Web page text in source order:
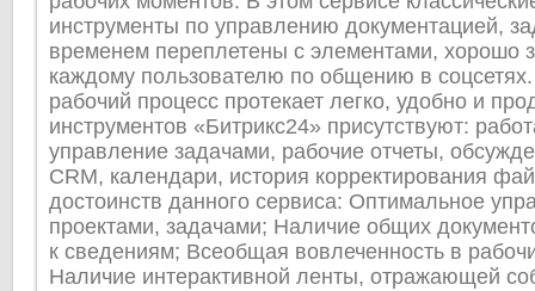
инструменты по управлению документацией,
временем переплетены с элементами, хорошо
каждому пользователю по общению в соцсетях.
рабочий процесс протекает легко, удобно и
инструментов «Битрикс24» присутствуют:
управление задачами, рабочие отчеты,
CRM, календари, история корректирования
достоинств данного сервиса: Оптимальное
проектами, задачами; Наличие общих
к сведениям; Всеобщая вовлеченность в
Наличие интерактивной ленты, отражающей